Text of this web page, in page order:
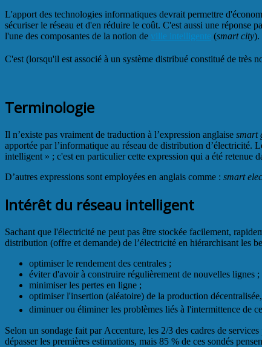
L'apport des technologies informatiques devrait permettre
sécuriser le réseau et d'en réduire le coût. C'est aussi une réponse
l'une des composantes de la notion de ville intelligente (smart city).
C'est (lorsqu'il est associé à un système distribué constitué de
Terminologie
Il n’existe pas vraiment de traduction à l’expression anglaise smart
apportée par l’informatique au réseau de distribution d’électricité.
intelligent » ; c'est en particulier cette expression qui a été retenue
D’autres expressions sont employées en anglais comme : smart
Intérêt du réseau intelligent
Sachant que l'électricité ne peut pas être stockée facilement,
distribution (offre et demande) de l’électricité en hiérarchisant les
optimiser le rendement des centrales ;
éviter d'avoir à construire régulièrement de nouvelles lignes ;
minimiser les pertes en ligne ;
optimiser l'insertion (aléatoire) de la production
diminuer ou éliminer les problèmes liés à l'intermittence de
Selon un sondage fait par Accenture, les 2/3 des cadres de
dépasser les premières estimations, mais 85 % de ces sondés